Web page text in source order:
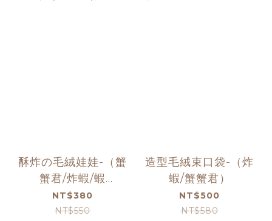
酥炸の毛絨娃娃-（蟹
蟹君/炸蝦/蝦
球）⸜(๑⃙⃘’ᵕ‘๑⃙⃘)⸝⋆︎*
NT$380
NT$550
造型毛絨束口袋-（炸
蝦/蟹蟹君）
NT$500
NT$580